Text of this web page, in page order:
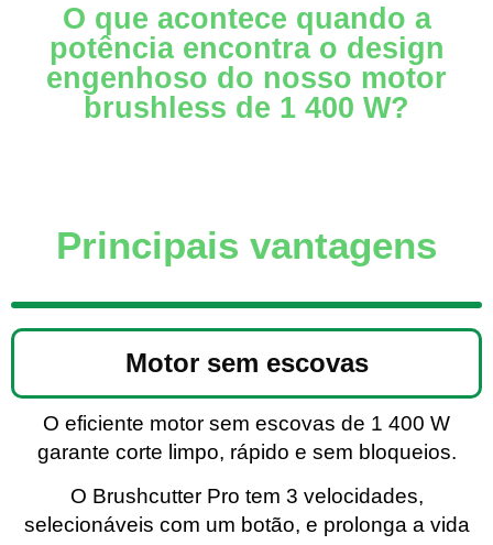
O que acontece quando a
potência encontra o design
engenhoso do nosso motor
brushless de 1 400 W?
Principais vantagens
Motor sem escovas
O eficiente motor sem escovas de 1 400 W
garante corte limpo, rápido e sem bloqueios.
O Brushcutter Pro tem 3 velocidades,
selecionáveis com um botão, e prolonga a vida